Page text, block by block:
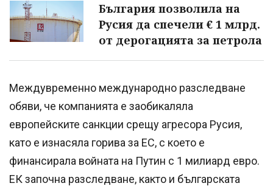
България позволила на
Русия да спечели € 1 млрд.
от дерогацията за петрола
Междувременно международно разследване
обяви, че компанията е заобикаляла
европейските санкции срещу агресора Русия,
като е изнасяла горива за ЕС, с което е
финансирала войната на Путин с 1 милиард евро.
ЕК започна разследване, както и българската